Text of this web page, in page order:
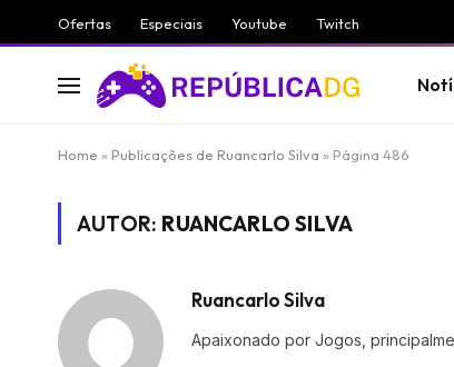
Ofertas Especiais Youtube Twitch
Home » Publicações de Ruancarlo Silva » Página 486
AUTOR: RUANCARLO SILVA
Ruancarlo Silva
Apaixonado por Jogos,